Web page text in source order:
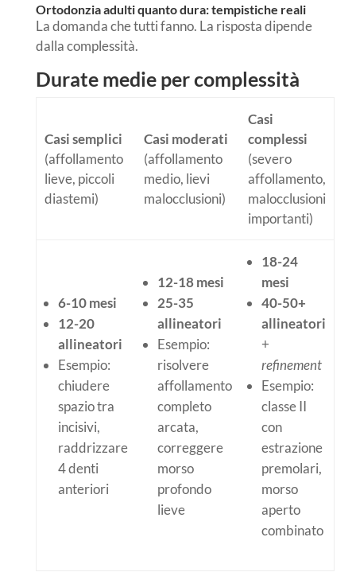
Ortodonzia adulti quanto dura: tempistiche reali
La domanda che tutti fanno. La risposta dipende
dalla complessità.
Durate medie per complessità
Casi semplici
(affollamento
lieve, piccoli
diastemi)
Casi moderati
(affollamento
medio, lievi
malocclusioni)
Casi
complessi
(severo
affollamento,
malocclusioni
importanti)
6-10 mesi
12-20
allineatori
Esempio:
chiudere
spazio tra
incisivi,
raddrizzare
4 denti
anteriori
12-18 mesi
25-35
allineatori
Esempio:
risolvere
affollamento
completo
arcata,
correggere
morso
profondo
lieve
18-24
mesi
40-50+
allineatori
+
refinement
Esempio:
classe II
con
estrazione
premolari,
morso
aperto
combinato